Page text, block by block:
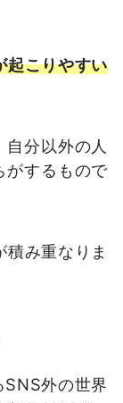
起こりやすい
分以外の人
がするもので
積み重なりま
SNS外の世界